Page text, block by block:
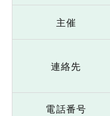
主催
連絡先
電話番号